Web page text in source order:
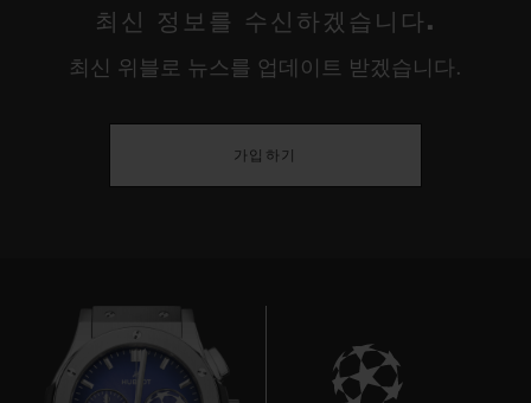
최신 정보를 수신하겠습니다.
최신 위블로 뉴스를 업데이트 받겠습니다.
가입하기